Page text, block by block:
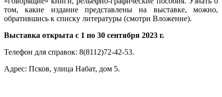
том, какие издание представлены на выставке, можно,
обратившись к списку литературы (смотри Вложение).
Выставка открыта с 1 по 30 сентября 2023 г.
Телефон для справок: 8(8112)72-42-53.
Адрес: Псков, улица Набат, дом 5.